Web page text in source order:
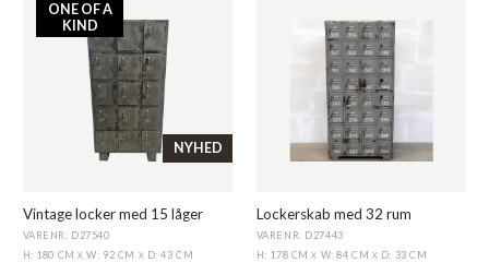
NYHED
ONE OF A
KIND
Vintage locker med 15 låger
VARENR: D27540
H: 180 CMX W: 92 CM X D: 43 CM
Lockerskab med 32 rum
VARENR: D27443
H: 178 CMX W: 84 CM X D: 33 CM